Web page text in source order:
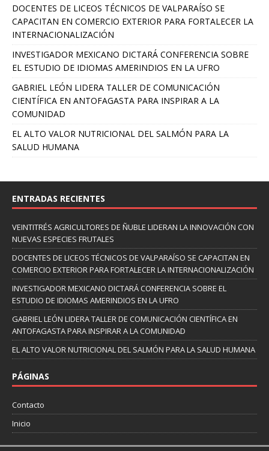
DOCENTES DE LICEOS TÉCNICOS DE VALPARAÍSO SE
CAPACITAN EN COMERCIO EXTERIOR PARA FORTALECER LA
INTERNACIONALIZACIÓN
INVESTIGADOR MEXICANO DICTARÁ CONFERENCIA SOBRE
EL ESTUDIO DE IDIOMAS AMERINDIOS EN LA UFRO
GABRIEL LEÓN LIDERA TALLER DE COMUNICACIÓN
CIENTÍFICA EN ANTOFAGASTA PARA INSPIRAR A LA
COMUNIDAD
EL ALTO VALOR NUTRICIONAL DEL SALMÓN PARA LA
SALUD HUMANA
ENTRADAS RECIENTES
VEINTITRÉS AGRICULTORES DE ÑUBLE LIDERAN LA INNOVACIÓN CON
NUEVAS ESPECIES FRUTALES
DOCENTES DE LICEOS TÉCNICOS DE VALPARAÍSO SE CAPACITAN EN
COMERCIO EXTERIOR PARA FORTALECER LA INTERNACIONALIZACIÓN
INVESTIGADOR MEXICANO DICTARÁ CONFERENCIA SOBRE EL
ESTUDIO DE IDIOMAS AMERINDIOS EN LA UFRO
GABRIEL LEÓN LIDERA TALLER DE COMUNICACIÓN CIENTÍFICA EN
ANTOFAGASTA PARA INSPIRAR A LA COMUNIDAD
EL ALTO VALOR NUTRICIONAL DEL SALMÓN PARA LA SALUD HUMANA
PÁGINAS
Contacto
Inicio